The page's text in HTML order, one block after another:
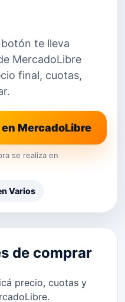
te lleva
MercadoLibre
final, cuotas,
MercadoLibre
se realiza en
Varios
de comprar
precio, cuotas y